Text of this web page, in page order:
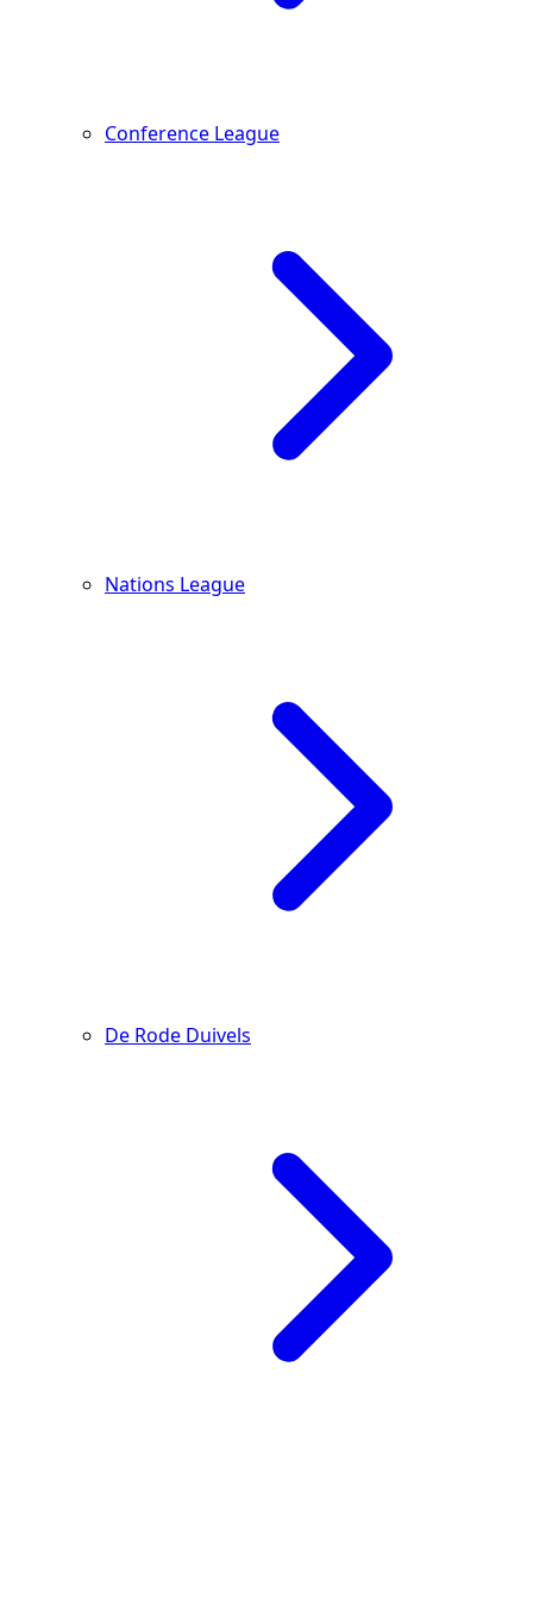
Conference League
Nations League
De Rode Duivels